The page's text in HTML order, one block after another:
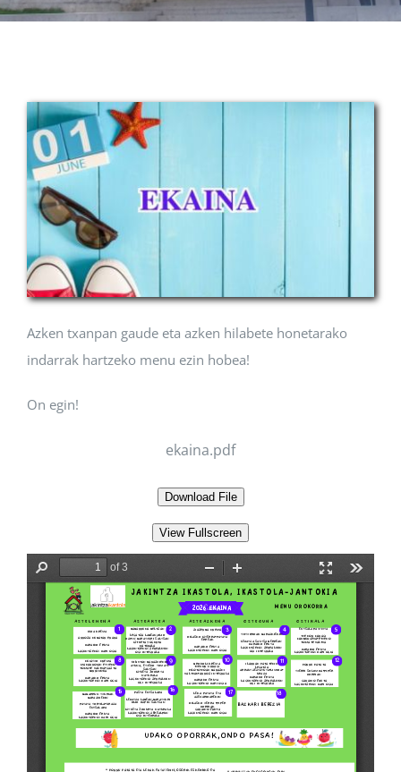
Azken txanpan gaude eta azken hilabete honetarako
indarrak hartzeko menu ezin hobea!
On egin!
ekaina.pdf
Download File
View Fullscreen